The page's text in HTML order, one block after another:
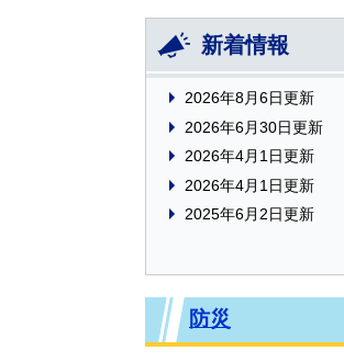
新着情報
2026年8月6日更新
2026年6月30日更新
2026年4月1日更新
2026年4月1日更新
2025年6月2日更新
防災